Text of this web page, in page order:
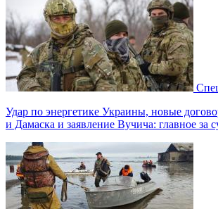
Удар по энергетике Украины, новые
и Дамаска и заявление Вучича: главное за